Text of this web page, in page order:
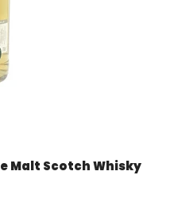
Malt Scotch Whisky